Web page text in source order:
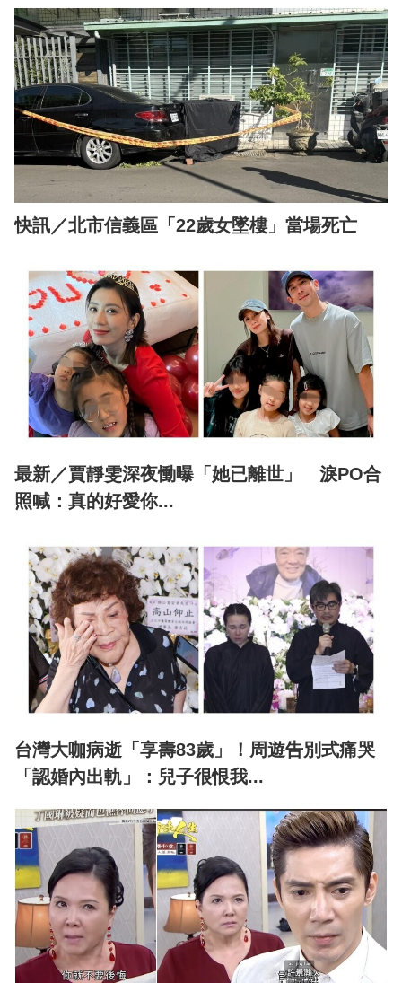
快訊／北市信義區「22歲女墜樓」當場死亡
最新／賈靜雯深夜慟曝「她已離世」 淚PO合
照喊：真的好愛你...
台灣大咖病逝「享壽83歲」！周遊告別式痛哭
「認婚內出軌」：兒子很恨我...